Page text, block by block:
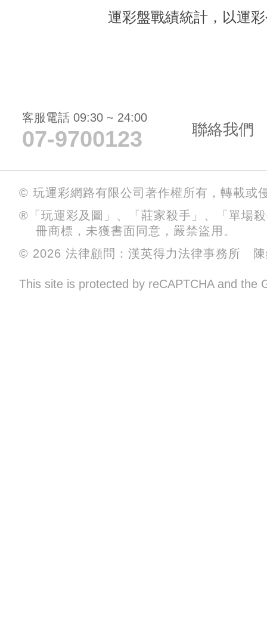
運彩盤戰績統計，以運
客服電話 09:30 ~ 24:00
07-9700123 聯絡我們
© 玩運彩網路有限公司著作權所有，轉載或
®「玩運彩及圖」、「莊家殺手」、「單場
冊商標，未獲書面同意，嚴禁盜用。
© 2026 法律顧問：漢英得力法律事務所 陳
This site is protected by reCAPTCHA and the